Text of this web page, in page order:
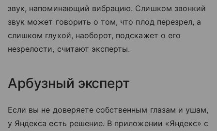
звук, напоминающий вибрацию. Слишком звонкий
звук может говорить о том, что плод перезрел, а
слишком глухой, наоборот, подскажет о его
незрелости, считают эксперты.
Арбузный эксперт
Если вы не доверяете собственным глазам и ушам,
у Яндекса есть решение. В приложении «Яндекс» с